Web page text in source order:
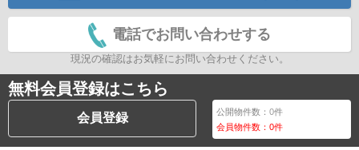
電話でお問い合わせする
現況の確認はお気軽にお問い合わせください。
無料会員登録はこちら
会員登録 公開物件数：0件
会員物件数：0件